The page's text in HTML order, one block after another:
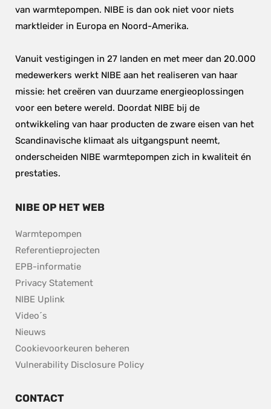
van warmtepompen. NIBE is dan ook niet voor niets
marktleider in Europa en Noord-Amerika.
Vanuit vestigingen in 27 landen en met meer dan 20.000
medewerkers werkt NIBE aan het realiseren van haar
missie: het creëren van duurzame energieoplossingen
voor een betere wereld. Doordat NIBE bij de
ontwikkeling van haar producten de zware eisen van het
Scandinavische klimaat als uitgangspunt neemt,
onderscheiden NIBE warmtepompen zich in kwaliteit én
prestaties.
NIBE OP HET WEB
Warmtepompen
Referentieprojecten
EPB-informatie
Privacy Statement
NIBE Uplink
Video´s
Nieuws
Cookievoorkeuren beheren
Vulnerability Disclosure Policypdf, 153.9 kB.
CONTACT